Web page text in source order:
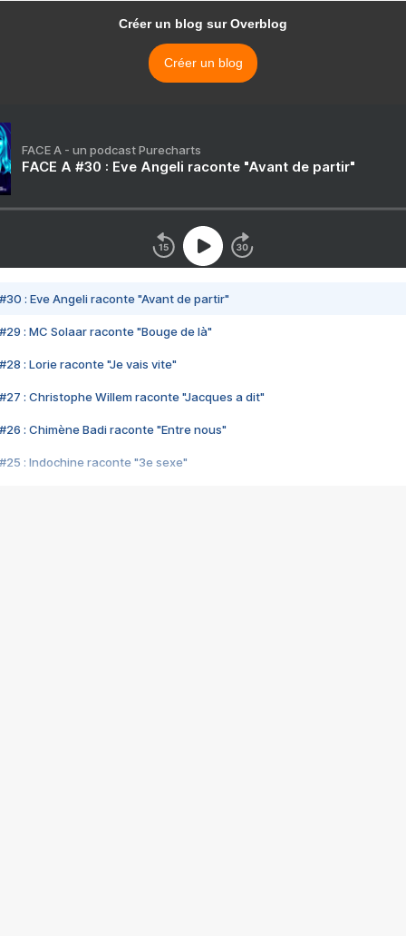
Créer un blog sur Overblog
Créer un blog
FACE A - un podcast Purecharts
FACE A #30 : Eve Angeli raconte "Avant de partir"
#30 : Eve Angeli raconte "Avant de partir"
#29 : MC Solaar raconte "Bouge de là"
#28 : Lorie raconte "Je vais vite"
#27 : Christophe Willem raconte "Jacques a dit"
#26 : Chimène Badi raconte "Entre nous"
#25 : Indochine raconte "3e sexe"